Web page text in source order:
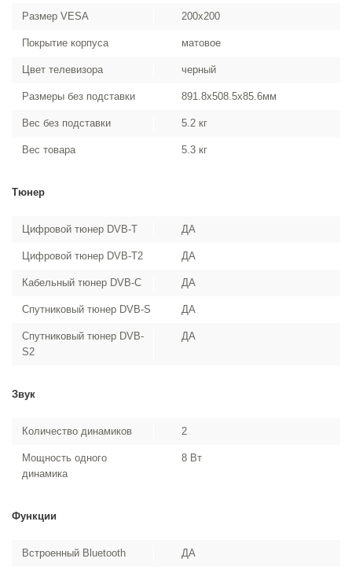
Размер VESA 200x200
Покрытие корпуса матовое
Цвет телевизора черный
Размеры без подставки 891.8x508.5x85.6мм
Вес без подставки 5.2 кг
Вес товара 5.3 кг
Тюнер
Цифровой тюнер DVB-T ДА
Цифровой тюнер DVB-T2 ДА
Кабельный тюнер DVB-C ДА
Спутниковый тюнер DVB-S ДА
Спутниковый тюнер DVB-
S2
ДА
Звук
Количество динамиков 2
Мощность одного
динамика
8 Вт
Функции
Встроенный Bluetooth ДА